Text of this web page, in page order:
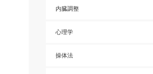
内臓調整
心理学
操体法